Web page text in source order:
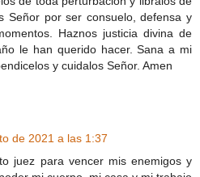
Señor por ser consuelo, defensa y
Haznos justicia divina de
le han querido hacer. Sana a mi
y cuidalos Señor. Amen
de 2021 a las 1:37
juez para vencer mis enemigos y